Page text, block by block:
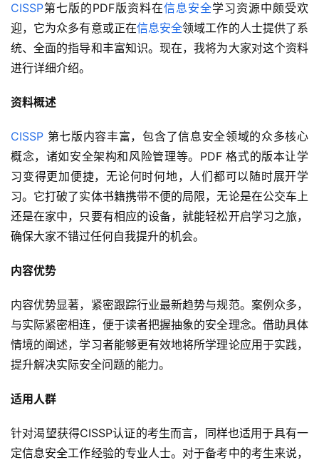
CISSP第七版的PDF版资料在信息安全学习资源中颇受欢
迎，它为众多有意或正在信息安全领域工作的人士提供了系
统、全面的指导和丰富知识。现在，我将为大家对这个资料
进行详细介绍。
资料概述
CISSP 第七版内容丰富，包含了信息安全领域的众多核心
概念，诸如安全架构和风险管理等。PDF 格式的版本让学
习变得更加便捷，无论何时何地，人们都可以随时展开学
习。它打破了实体书籍携带不便的局限，无论是在公交车上
还是在家中，只要有相应的设备，就能轻松开启学习之旅，
确保大家不错过任何自我提升的机会。
内容优势
内容优势显著，紧密跟踪行业最新趋势与规范。案例众多，
与实际紧密相连，便于读者把握抽象的安全理念。借助具体
情境的阐述，学习者能够更有效地将所学理论应用于实践，
提升解决实际安全问题的能力。
适用人群
针对渴望获得CISSP认证的考生而言，同样也适用于具有一
定信息安全工作经验的专业人士。对于备考中的考生来说，